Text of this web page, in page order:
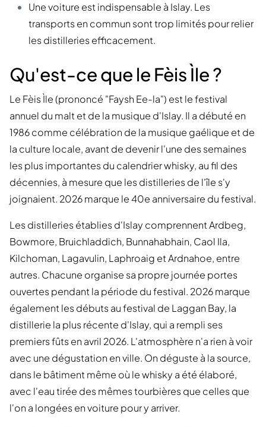
Une voiture est indispensable à Islay. Les
transports en commun sont trop limités pour relier
les distilleries efficacement.
Qu'est-ce que le Fèis Ìle ?
Le Fèis Ìle (prononcé "Faysh Ee-la") est le festival
annuel du malt et de la musique d'Islay. Il a débuté en
1986 comme célébration de la musique gaélique et de
la culture locale, avant de devenir l'une des semaines
les plus importantes du calendrier whisky, au fil des
décennies, à mesure que les distilleries de l'île s'y
joignaient. 2026 marque le 40e anniversaire du festival.
Les distilleries établies d'Islay comprennent Ardbeg,
Bowmore, Bruichladdich, Bunnahabhain, Caol Ila,
Kilchoman, Lagavulin, Laphroaig et Ardnahoe, entre
autres. Chacune organise sa propre journée portes
ouvertes pendant la période du festival. 2026 marque
également les débuts au festival de Laggan Bay, la
distillerie la plus récente d'Islay, qui a rempli ses
premiers fûts en avril 2026. L'atmosphère n'a rien à voir
avec une dégustation en ville. On déguste à la source,
dans le bâtiment même où le whisky a été élaboré,
avec l'eau tirée des mêmes tourbières que celles que
l'on a longées en voiture pour y arriver.